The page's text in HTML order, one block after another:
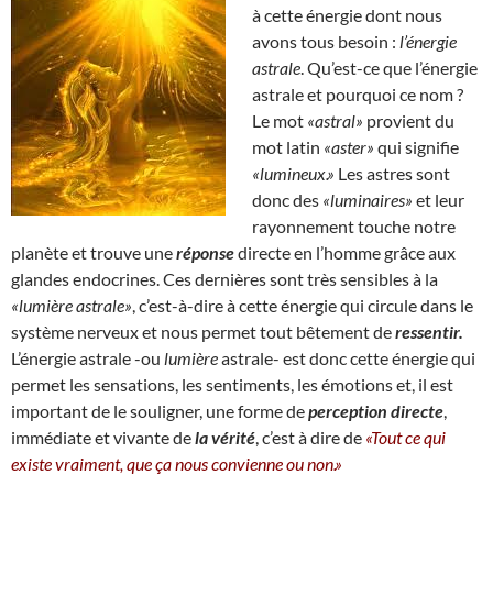
à cette énergie dont nous
avons tous besoin : l’énergie
astrale . Qu’est-ce que l’énergie
astrale et pourquoi ce nom ?
Le mot «astral» provient du
mot latin «aster» qui signifie
«lumineux.» Les astres sont
donc des «luminaires» et leur
rayonnement touche notre
planète et trouve uneréponsedirecte en l’homme grâce aux
glandes endocrines. Ces dernières sont très sensibles à la
«lumière astrale» , c’est-à-dire à cette énergie qui circule dans le
système nerveux et nous permet tout bêtement deressentir.
L’énergie astrale -ou lumièreastrale- est donc cette énergie qui
permet les sensations, les sentiments, les émotions et, il est
important de le souligner, une forme deperception directe
immédiate et vivante dela vérité , c’est à dire de «Tout ce qui
existe vraiment, que ça nous convienne ou non.»